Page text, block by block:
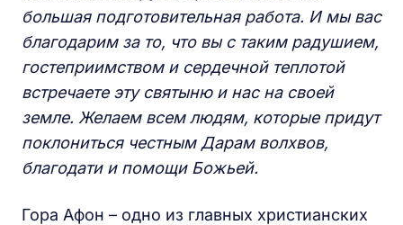
большая подготовительная работа. И мы вас
благодарим за то, что вы с таким радушием,
гостеприимством и сердечной теплотой
встречаете эту святыню и нас на своей
земле. Желаем всем людям, которые придут
поклониться честным Дарам волхвов,
благодати и помощи Божьей.
Гора Афон – одно из главных христианских